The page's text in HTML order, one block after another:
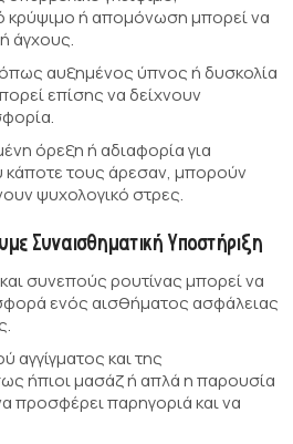
κρύψιμο ή απομόνωση μπορεί να
άγχους.
αυξημένος ύπνος ή δυσκολία
επίσης να δείχνουν
όρεξη ή αδιαφορία για
κάποτε τους άρεσαν, μπορούν
ψυχολογικό στρες.
Συναισθηματική Υποστήριξη
συνεπούς ρουτίνας μπορεί να
ενός αισθήματος ασφάλειας
αγγίγματος και της
ήπιοι μασάζ ή απλά η παρουσία
προσφέρει παρηγοριά και να